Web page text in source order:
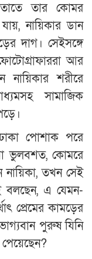
তাতে তার কোমর
নায়িকার ডান
দাগ। সেইসঙ্গে
আর
নায়িকার শরীরে
সামাজিক
পোশাক পরে
ভুলবশত, কোমরে
নায়িকা, তখন সেই
বলছেন, এ যেমন-
প্রেমের কামড়ের
পুরুষ যিনি